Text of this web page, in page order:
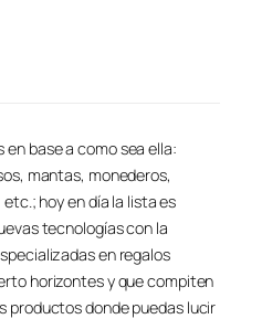
en base a como sea ella:
mantas, monederos,
hoy en día la lista es
tecnologías con la
en regalos
horizontes y que compiten
productos donde puedas lucir